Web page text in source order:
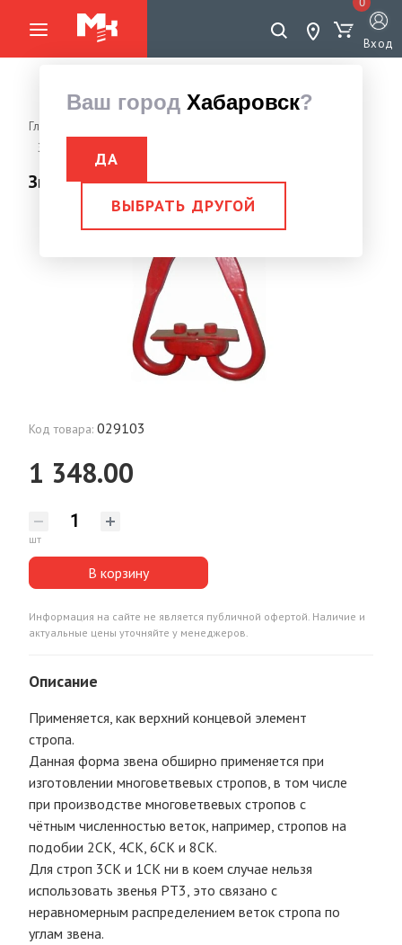
Ваш город Хабаровск?
ДА
ВЫБРАТЬ ДРУГОЙ
Вход
Главная страница
Звено РтЗ
Звено РтЗ- 3,2 тн
Код товара: 029103
1 348.00
шт
В корзину
Информация на сайте не является публичной офертой. Наличие и
актуальные цены уточняйте у менеджеров.
Описание
Применяется, как верхний концевой элемент
стропа.
Данная форма звена обширно применяется при
изготовлении многоветвевых стропов, в том числе
при производстве многоветвевых стропов с
чётным численностью веток, например, стропов на
подобии 2СК, 4СК, 6СК и 8СК.
Для строп 3СК и 1СК ни в коем случае нельзя
использовать звенья РТ3, это связано с
неравномерным распределением веток стропа по
углам звена.